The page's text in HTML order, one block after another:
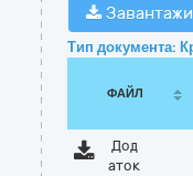
Тип документа:
ФАЙЛ
Дод
аток